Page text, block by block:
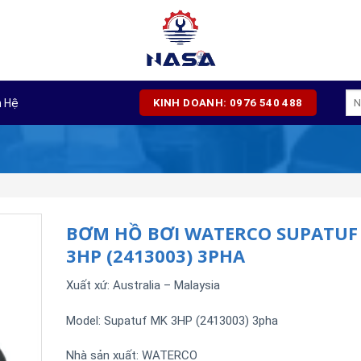
Hệ KINH DOANH: 0976 540 488
BƠM HỒ BƠI WATERCO
3HP (2413003) 3PHA
Xuất xứ: Australia – Malaysia
Model: Supatuf MK 3HP (2413003) 3pha
Nhà sản xuất: WATERCO